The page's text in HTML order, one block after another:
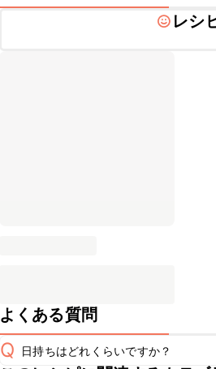
レシ
よくある質問
Q 日持ちはどれくらいですか？